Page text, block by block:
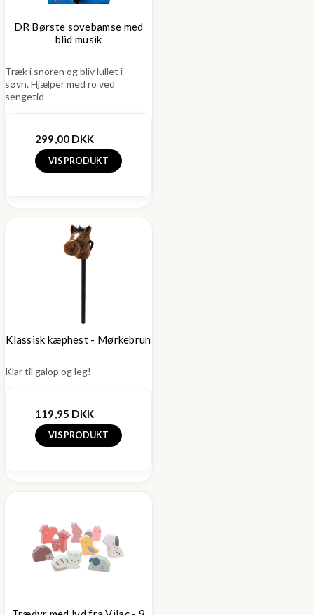
DR Børste sovebamse med
blid musik
Træk i snoren og bliv lullet i
søvn. Hjælper med ro ved
sengetid
299,00 DKK
VIS PRODUKT
Klassisk kæphest - Mørkebrun
Klar til galop og leg!
119,95 DKK
VIS PRODUKT